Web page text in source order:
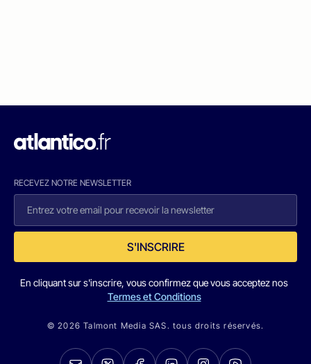
RECEVEZ NOTRE NEWSLETTER
S'INSCRIRE
En cliquant sur s'inscrire, vous confirmez que vous acceptez nos
Termes et Conditions
© 2026 Talmont Media SAS. tous droits réservés.